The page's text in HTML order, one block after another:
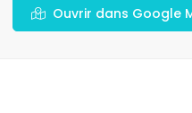
Ouvrir dans Google